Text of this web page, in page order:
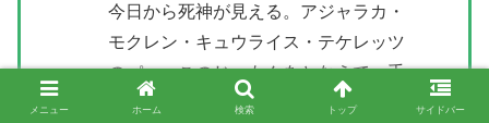
今日から死神が見える。アジャラカ・
モクレン・キュウライス・テケレッツ
のパァ。このじゅもんをとなえて、手
をたたけば、死神はいなくなる。』こ
メニュー ホーム 検索 トップ サイドバー